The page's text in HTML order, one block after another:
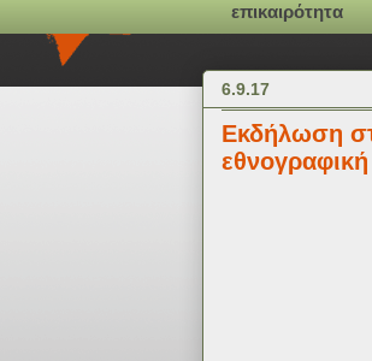
επικαιρότητα
6.9.17
Εκδήλωση